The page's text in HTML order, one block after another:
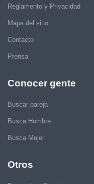
Reglamento y Privacidad
Mapa del sitio
Contacto
Prensa
Conocer gente
Buscar pareja
Busca Hombre
Busca Mujer
Otros